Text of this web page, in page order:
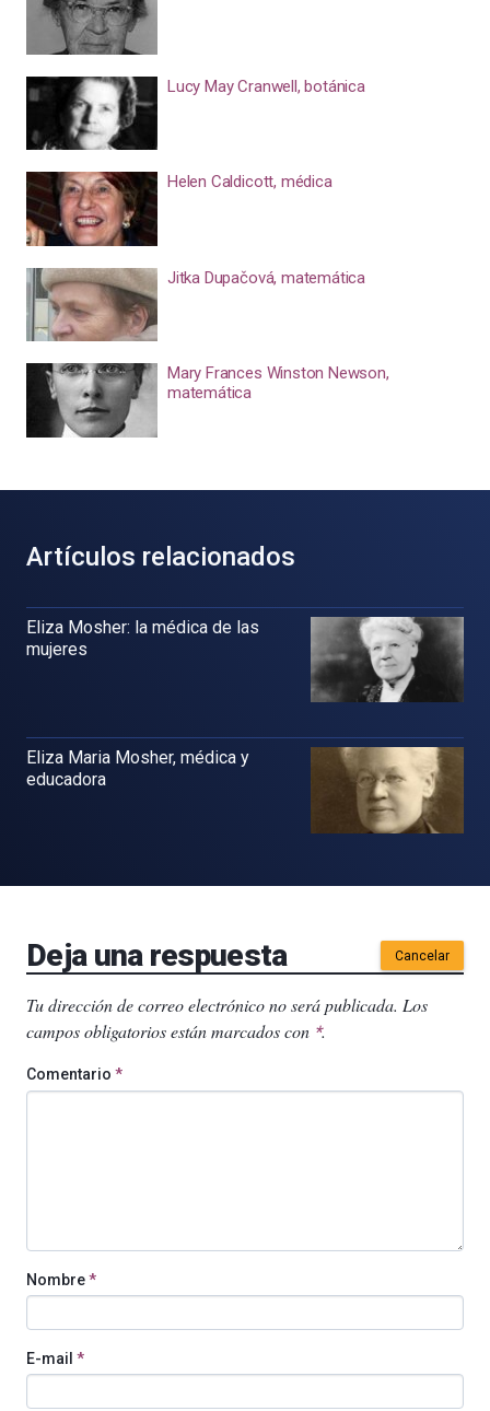
Lucy May Cranwell, botánica
Helen Caldicott, médica
Jitka Dupačová, matemática
Mary Frances Winston Newson,
matemática
Artículos relacionados
Eliza Mosher: la médica de las
mujeres
Eliza Maria Mosher, médica y
educadora
Deja una respuesta Cancelar
Tu dirección de correo electrónico no será publicada. Los
campos obligatorios están marcados con *.
Comentario *
Nombre*
E-mail *